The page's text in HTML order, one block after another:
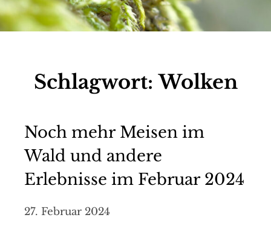
Schlagwort:Wolken
Noch mehr Meisen im
Wald und andere
Erlebnisse im Februar 2024
27. Februar 2024